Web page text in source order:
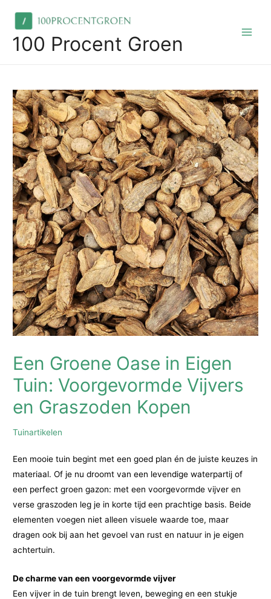
content100 Procent Groen
Een Groene Oase in Eigen
Tuin: Voorgevormde Vijvers
en Graszoden Kopen
Tuinartikelen
Een mooie tuin begint met een goed plan én de juiste keuzes in
materiaal. Of je nu droomt van een levendige waterpartij of
een perfect groen gazon: met een voorgevormde vijver en
verse graszoden leg je in korte tijd een prachtige basis. Beide
elementen voegen niet alleen visuele waarde toe, maar
dragen ook bij aan het gevoel van rust en natuur in je eigen
achtertuin.
De charme van een voorgevormde vijver
Een vijver in de tuin brengt leven, beweging en een stukje